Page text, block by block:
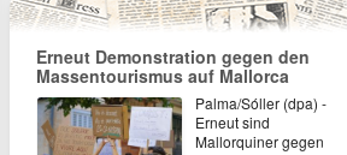
Erneut Demonstration gegen den
Massentourismus auf Mallorca
Palma/Sóller (dpa) -
Erneut sind
Mallorquiner gegen